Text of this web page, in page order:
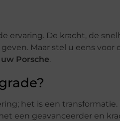
ervaring. De kracht, de
Maar stel u eens voor
Porsche.
het is een
een geavanceerder en